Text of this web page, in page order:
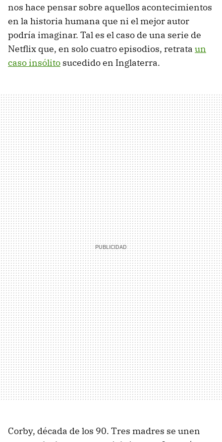
nos hace pensar sobre aquellos acontecimientos
en la historia humana que ni el mejor autor
podría imaginar. Tal es el caso de una serie de
Netflix que, en solo cuatro episodios, retrata un
caso insólito sucedido en Inglaterra.
Corby, década de los 90. Tres madres se unen